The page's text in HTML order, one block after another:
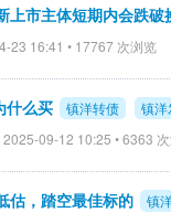
上市主体短期内会跌破
23 16:41 • 17767 次浏览
什么买 镇洋转债 镇洋
2025-09-12 10:25 • 6363
估，踏空最佳标的 镇